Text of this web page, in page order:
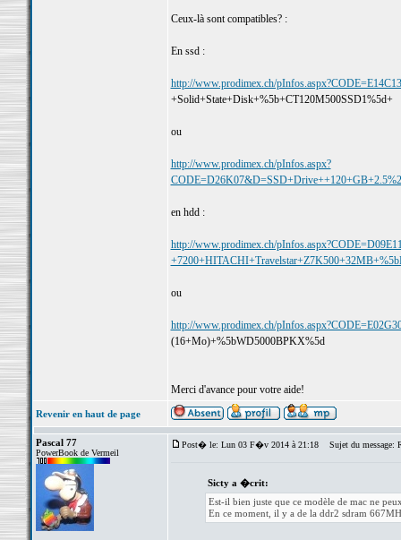
Ceux-là sont compatibles? :
En ssd :
http://www.prodimex.ch/
+Solid+State+Disk+%5b+CT120M500SSD1%5d+
ou
http://www.prodimex.ch/pInfos.aspx?
en hdd :
http://www.prodimex.ch/
ou
http://www.prodimex.ch/
(16+Mo)+%5bWD5000BPKX%5d
Merci d'avance pour votre aide!
Revenir en haut de page
Pascal 77
PowerBook de Vermeil
Post� le: Lun 03 F�v 2014 à 21:18 Sujet du message:
Sicty a �crit:
Est-il bien juste que ce modèle de mac ne
En ce moment, il y a de la ddr2 sdram